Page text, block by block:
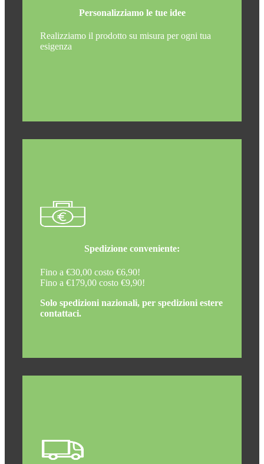
Personalizziamo le tue idee
Realizziamo il prodotto su misura per ogni tua
esigenza
Spedizione conveniente:
Fino a €30,00 costo €6,90!
Fino a €179,00 costo €9,90!
Solo spedizioni nazionali, per spedizioni estere
contattaci.